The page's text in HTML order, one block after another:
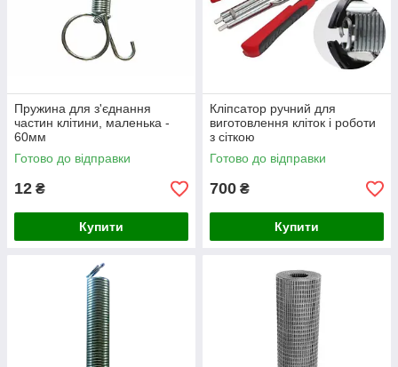
Пружина для з'єднання
частин клітини, маленька -
60мм
Готово до відправки
12 ₴
Купити
Кліпсатор ручний для
виготовлення кліток і роботи
з сіткою
Готово до відправки
700 ₴
Купити